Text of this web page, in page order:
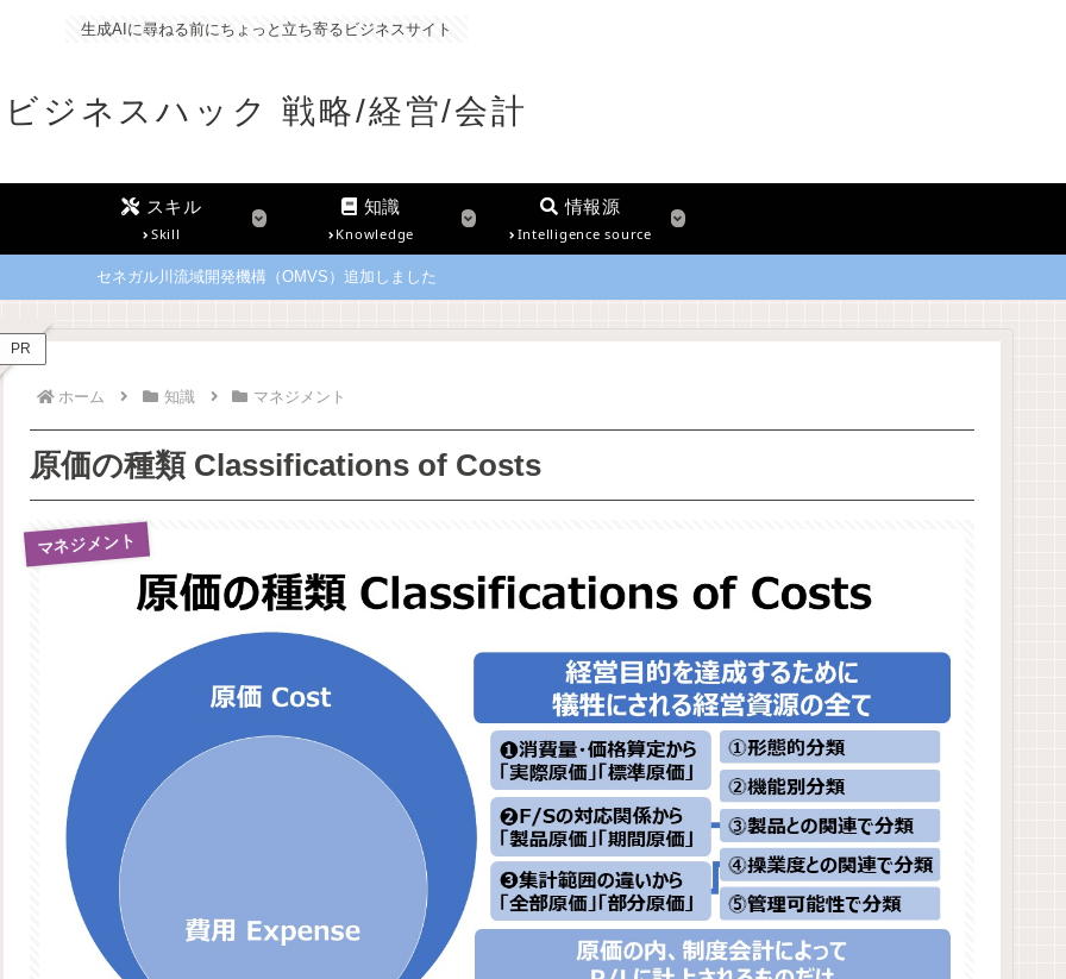
生成AIに尋ねる前にちょっと立ち寄るビジネスサイト
ビジネスハック 戦略/経営/会計
スキル
Skill
知識
Knowledge
情報源
Intelligence source
セネガル川流域開発機構（OMVS）追加しました
PR
ホーム 知識 マネジメント
原価の種類 Classifications of Costs
マネジメント